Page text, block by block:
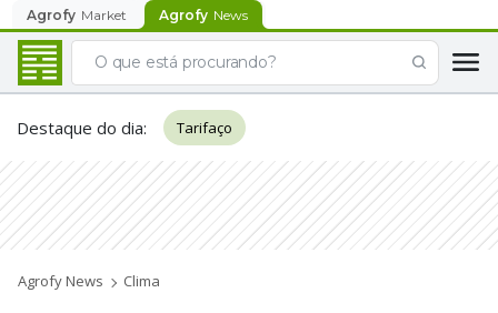
Agrofy Market Agrofy News
Destaque do dia: Tarifaço
Agrofy News Clima